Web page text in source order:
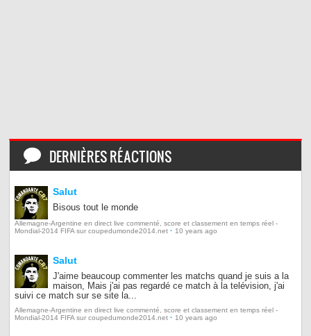
DERNIÈRES RÉACTIONS
Salut
Bisous tout le monde
Allemagne-Argentine en direct live commenté, score et classement en temps réel -
Mondial-2014 FIFA sur coupedumonde2014.net · 10 years ago
Salut
J'aime beaucoup commenter les matchs quand je suis a la
maison, Mais j'ai pas regardé ce match à la telévision, j'ai
suivi ce match sur se site la...
Allemagne-Argentine en direct live commenté, score et classement en temps réel -
Mondial-2014 FIFA sur coupedumonde2014.net · 10 years ago